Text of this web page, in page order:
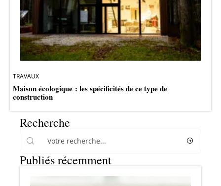
TRAVAUX
Maison écologique : les spécificités de ce type de
construction
Recherche
Publiés récemment